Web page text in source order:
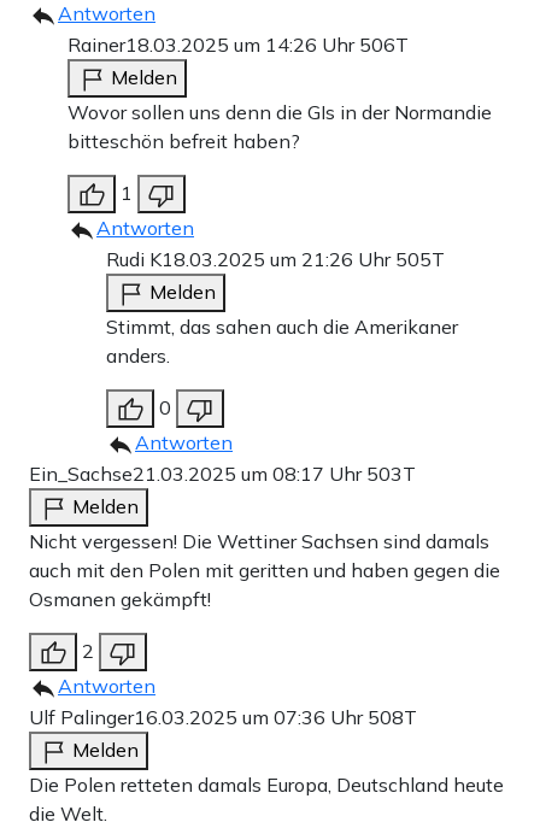
Antworten
Rainer18.03.2025 um 14:26 Uhr 506T
Melden
Wovor sollen uns denn die GIs in der Normandie
bitteschön befreit haben?
1
Antworten
Rudi K18.03.2025 um 21:26 Uhr 505T
Melden
Stimmt, das sahen auch die Amerikaner
anders.
0
Antworten
Ein_Sachse21.03.2025 um 08:17 Uhr 503T
Melden
Nicht vergessen! Die Wettiner Sachsen sind damals
auch mit den Polen mit geritten und haben gegen die
Osmanen gekämpft!
2
Antworten
Ulf Palinger16.03.2025 um 07:36 Uhr 508T
Melden
Die Polen retteten damals Europa, Deutschland heute
die Welt.